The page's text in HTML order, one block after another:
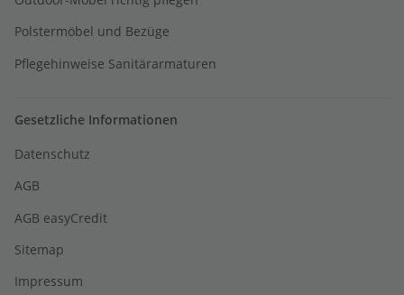
Polstermöbel und Bezüge
Pflegehinweise Sanitärarmaturen
Gesetzliche Informationen
Datenschutz
AGB
AGB easyCredit
Sitemap
Impressum